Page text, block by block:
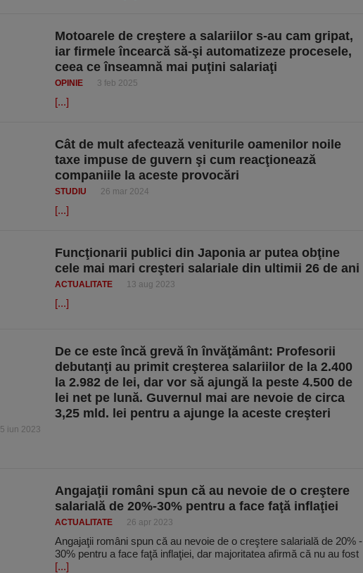
Motoarele de creştere a salariilor s-au cam gripat,
iar firmele încearcă să-şi automatizeze procesele,
ceea ce înseamnă mai puţini salariaţi
OPINIE 3 feb 2025
[...]
Cât de mult afectează veniturile oamenilor noile
taxe impuse de guvern şi cum reacţionează
companiile la aceste provocări
STUDIU 26 mar 2024
[...]
Funcţionarii publici din Japonia ar putea obţine
cele mai mari creşteri salariale din ultimii 26 de ani
ACTUALITATE 13 aug 2023
[...]
De ce este încă grevă în învăţământ: Profesorii
debutanţi au primit creşterea salariilor de la 2.400
la 2.982 de lei, dar vor să ajungă la peste 4.500 de
lei net pe lună. Guvernul mai are nevoie de circa
3,25 mld. lei pentru a ajunge la aceste creşteri
5 iun 2023
Angajaţii români spun că au nevoie de o creştere
salarială de 20%-30% pentru a face faţă inflaţiei
ACTUALITATE 26 apr 2023
Angajaţii români spun că au nevoie de o creştere salarială de 20% -
30% pentru a face faţă inflaţiei, dar majoritatea afirmă că nu au fost
[...]